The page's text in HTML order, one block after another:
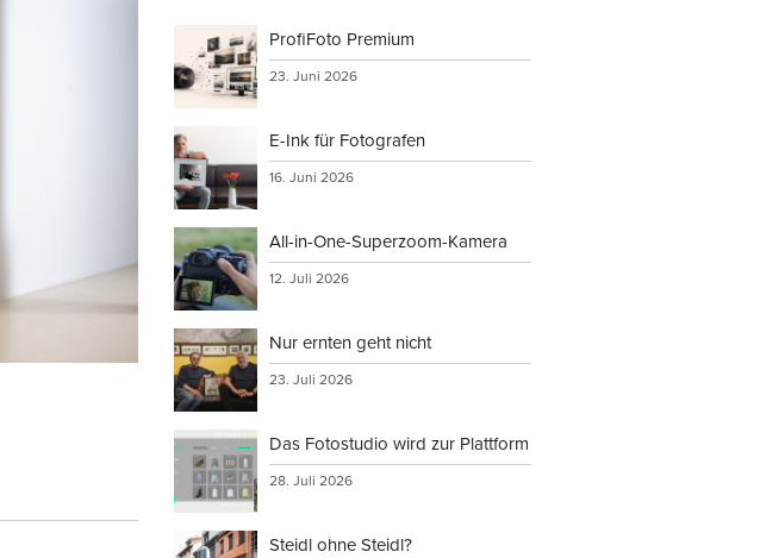
ProfiFoto Premium
23. Juni 2026
E-Ink für Fotografen
16. Juni 2026
All-in-One-Superzoom-Kamera
12. Juli 2026
Nur ernten geht nicht
23. Juli 2026
Das Fotostudio wird zur Plattform
28. Juli 2026
Steidl ohne Steidl?